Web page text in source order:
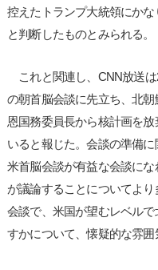
控えたトランプ大統領にか
と判断したものとみられる。
これと関連し、CNN放送
の朝首脳会談に先立ち、北
恩国務委員長から核計画を
いると報じた。会談の準備
米首脳会談が有益な会談にな
が議論することについてよ
会談で、米国が望むレベル
すかについて、懐疑的な雰囲